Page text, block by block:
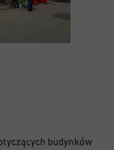
budynków